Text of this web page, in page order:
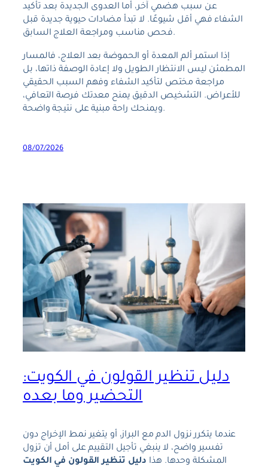
عن سبب هضمي آخر، أما العدوى الجديدة بعد تأكيد
الشفاء فهي أقل شيوعًا. لا تبدأ مضادات حيوية جديدة قبل
فحص مناسب ومراجعة العلاج السابق.
إذا استمر ألم المعدة أو الحموضة بعد العلاج، فالمسار
المطمئن ليس الانتظار الطويل ولا إعادة الوصفة ذاتها، بل
مراجعة مختص لتأكيد الشفاء وفهم السبب الحقيقي
للأعراض. التشخيص الدقيق يمنح معدتك فرصة التعافي،
ويمنحك راحة مبنية على نتيجة واضحة.
08/07/2026
دليل تنظير القولون في الكويت:
التحضير وما بعده
عندما يتكرر نزول الدم مع البراز، أو يتغير نمط الإخراج دون
تفسير واضح، لا ينبغي تأجيل التقييم على أمل أن تزول
المشكلة وحدها. هذا دليل تنظير القولون في الكويت